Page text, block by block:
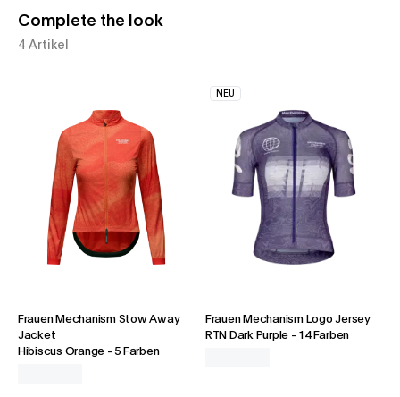
Complete the look
4 Artikel
Frauen Mechanism Stow Away
Jacket
Hibiscus Orange -5 Farben
NEU
Frauen Mechanism Logo Jersey
RTN Dark Purple - 14 Farben